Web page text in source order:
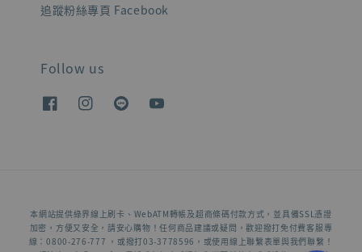
追蹤粉絲專頁 Facebook
Follow us
本網站提供綠界線上刷卡、WebATM轉帳及超商條碼付款方式，並具備SSL憑證
加密，方便又安全，請安心購物！任何商品建議或疑問，歡迎撥打免付費客服專
線：0800-276-777 ，或撥打03-3778596，或使用線上聯繫表單與我們聯繫！